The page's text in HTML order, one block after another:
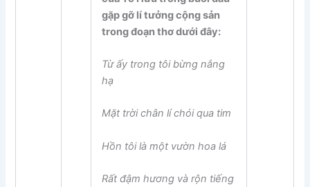
gặp gỡ lí tưởng cộng sản
trong đoạn thơ dưới đây:
Từ ấy trong tôi bừng nắng
hạ
Mặt trời chân lí chói qua tim
Hồn tôi là một vườn hoa lá
Rất đậm hương và rộn tiếng